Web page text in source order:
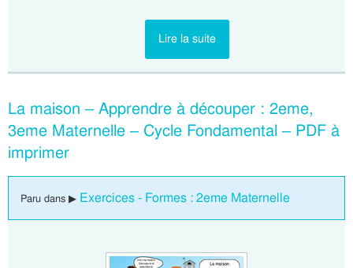
Lire la suite
La maison – Apprendre à découper : 2eme,
3eme Maternelle – Cycle Fondamental – PDF à
imprimer
Paru dans ▶ Exercices - Formes : 2eme Maternelle